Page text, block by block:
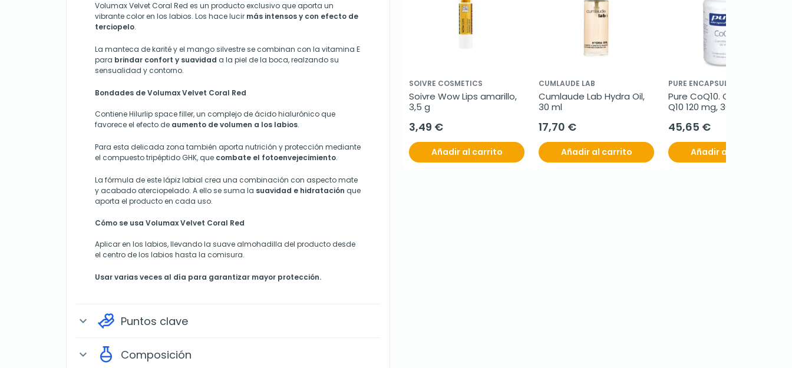
Volumax Velvet Coral Red es un producto exclusivo que aporta un
vibrante color en los labios. Los hace lucir más intensos y con efecto de
terciopelo.
La manteca de karité y el mango silvestre se combinan con la vitamina E
para brindar confort y suavidad a la piel de la boca, realzando su
sensualidad y contorno.
Bondades de Volumax Velvet Coral Red
Contiene Hilurlip space filler, un complejo de ácido hialurónico que
favorece el efecto de aumento de volumen a los labios.
Para esta delicada zona también aporta nutrición y protección mediante
el compuestotripéptido GHK, que combate el fotoenvejecimiento.
La fórmula de este lápiz labial crea una combinación con aspecto mate
y acabado aterciopelado. A ello se suma la suavidad e hidratación que
aporta el producto en cada uso.
Cómo se usa Volumax Velvet Coral Red
Aplicar en los labios, llevando la suave almohadilla del producto desde
el centro de los labios hasta la comisura.
Usar varias veces al día para garantizar mayor protección.
expand_more Puntos clave
expand_more Composición
SOIVRE COSMETICS
Soivre Wow Lips amarillo,
3,5 g
3,49 €
Añadir al carrito
CUMLAUDE LAB
Cumlaude Lab Hydra Oil,
30 ml
17,70 €
Añadir al carrito
PURE ENCAPSULATIONS
Pure CoQ10. Coenzima
Q10 120 mg, 30 Cápsulas
45,65 €
Añadir al carrito